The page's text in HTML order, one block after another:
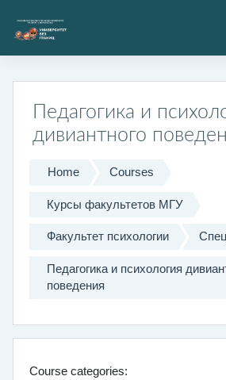
Педагогика и
дивиантного
Home Courses
Курсы факультетов МГУ
Факультет психологии
Педагогика и психология
поведения
Course categories: